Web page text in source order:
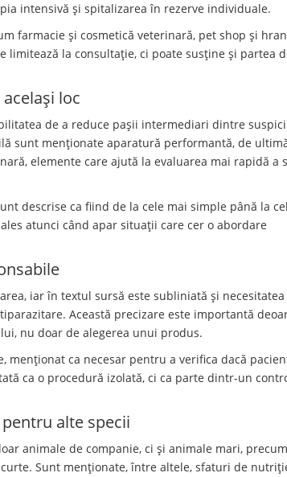
intensivă și spitalizarea în rezerve individuale.
farmacie și cosmetică veterinară, pet shop și
limitează la consultație, ci poate susține și partea
loc
de a reduce pașii intermediari dintre
sunt menționate aparatură performantă, de
elemente care ajută la evaluarea mai rapidă a
descrise ca fiind de la cele mai simple până la
atunci când apar situații care cer o abordare
iar în textul sursă este subliniată și necesitatea
Această precizare este importantă
nu doar de alegerea unui produs.
menționat ca necesar pentru a verifica dacă
ca o procedură izolată, ci ca parte dintr-un
alte specii
animale de companie, ci și animale mari,
Sunt menționate, între altele, sfaturi de